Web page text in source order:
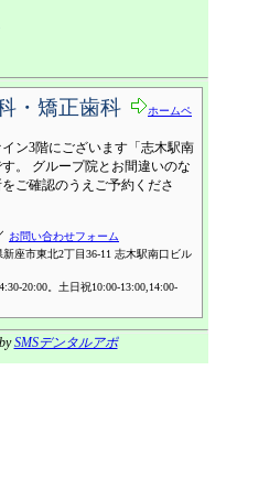
・矯正歯科
ホームペ
ン3階にございます「志木駅南
。 グループ院とお間違いのな
ご確認のうえご予約くださ
お問い合わせフォーム
新座市東北2丁目36-11 志木駅南口ビル
20:00。土日祝10:00-13:00,14:00-
SMSデンタルアポ